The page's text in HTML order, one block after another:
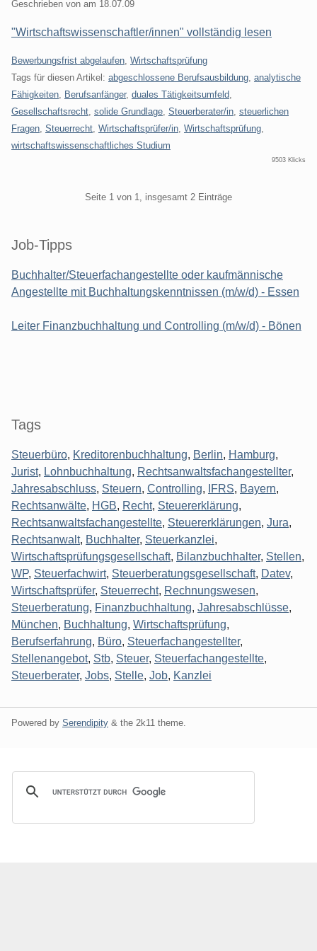
Geschrieben von am 18.07.09
"Wirtschaftswissenschaftler/innen" vollständig lesen
Kategorien:
Bewerbungsfrist abgelaufen Wirtschaftsprüfung
Tags für diesen Artikel: abgeschlossene Berufsausbildung analytische
Fähigkeiten
Berufsanfänger, duales Tätigkeitsumfeld
Gesellschaftsrecht solide Grundlage Steuerberater/in steuerlichen
Fragen Steuerrecht Wirtschaftsprüfer/in Wirtschaftsprüfung
wirtschaftswissenschaftliches Studium
9503 Klicks
Seite 1 von 1, insgesamt 2 Einträge
Seitenleiste
Job-Tipps
Buchhalter/Steuerfachangestellte oder kaufmännische
Angestellte mit Buchhaltungskenntnissen (m/w/d) - Essen
Leiter Finanzbuchhaltung und Controlling (m/w/d) - Bönen
Tags
Steuerbüro, Kreditorenbuchhaltung, Berlin, Hamburg,
Jurist, Lohnbuchhaltung, Rechtsanwaltsfachangestellter,
Jahresabschluss, Steuern, Controlling, IFRS, Bayern,
Rechtsanwälte, HGB, Recht, Steuererklärung,
Rechtsanwaltsfachangestellte, Steuererklärungen, Jura,
Rechtsanwalt, Buchhalter, Steuerkanzlei,
Wirtschaftsprüfungsgesellschaft, Bilanzbuchhalter, Stellen,
WP, Steuerfachwirt, Steuerberatungsgesellschaft, Datev,
Wirtschaftsprüfer, Steuerrecht, Rechnungswesen,
Steuerberatung, Finanzbuchhaltung, Jahresabschlüsse,
München, Buchhaltung, Wirtschaftsprüfung,
Berufserfahrung, Büro, Steuerfachangestellter,
Stellenangebot, Stb, Steuer, Steuerfachangestellte,
Steuerberater, Jobs, Stelle, Job, Kanzlei
Powered by Serendipity & the 2k11 theme.